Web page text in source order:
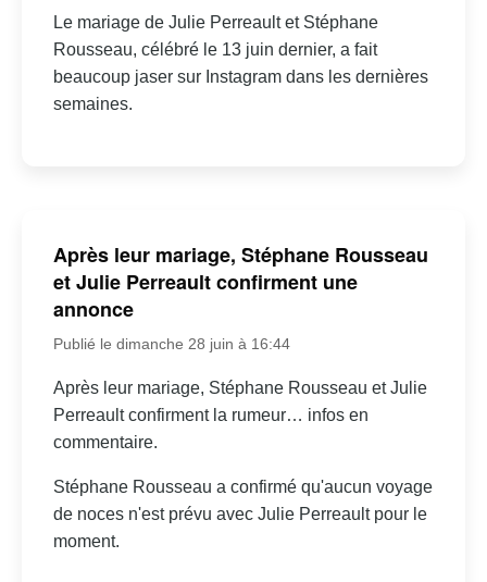
Le mariage de Julie Perreault et Stéphane
Rousseau, célébré le 13 juin dernier, a fait
beaucoup jaser sur Instagram dans les dernières
semaines.
Après leur mariage, Stéphane Rousseau
et Julie Perreault confirment une
annonce
Publié le dimanche 28 juin à 16:44
Après leur mariage, Stéphane Rousseau et Julie
Perreault confirment la rumeur… infos en
commentaire.
Stéphane Rousseau a confirmé qu'aucun voyage
de noces n'est prévu avec Julie Perreault pour le
moment.